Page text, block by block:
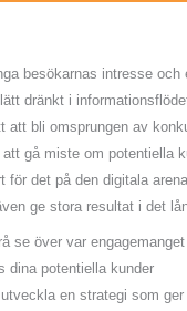
besökarnas intresse och
dränkt i
att bli omsprungen av
gå miste om potentiella
för det på den digitala
ge stora resultat i det
se över var
dina potentiella kunder
en strategi som